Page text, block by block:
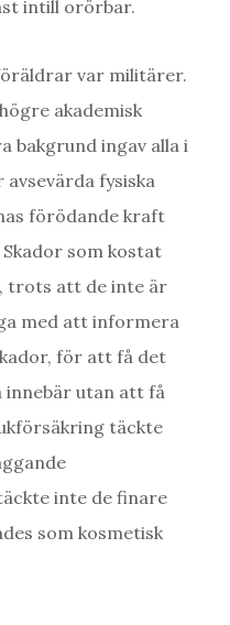
intill orörbar.
var militärer.
akademisk
bakgrund ingav alla i
fysiska
förödande kraft
som kostat
trots att de inte är
med att informera
för att få det
innebär utan att få
täckte
inte de finare
som kosmetisk